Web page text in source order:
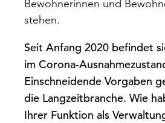
Bewohnerinnen und
stehen.
Seit Anfang 2020 befindet
im Corona-
Einschneidende Vorgaben
die Langzeitbranche. Wie
Ihrer Funktion als